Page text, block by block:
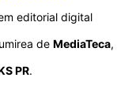
editorial digital
de MediaTeca,
PR.